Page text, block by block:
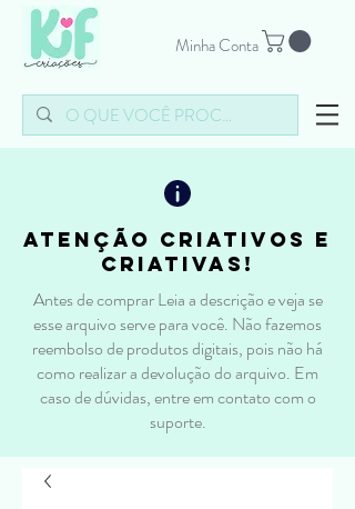
Minha Conta
atenção criativos e
criativas!
Antes de comprar Leia a descrição e veja se
esse arquivo serve para você. Não fazemos
reembolso de produtos digitais, pois não há
como realizar a devolução do arquivo. Em
caso de dúvidas, entre em contato com o
suporte.